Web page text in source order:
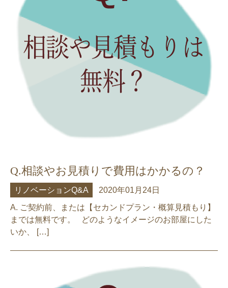
Q.相談やお見積りで費用はかかるの？
リノベーションQ&A
2020年01月24日
A. ご契約前、または【セカンドプラン・概算見積もり】
までは無料です。 どのようなイメージのお部屋にした
いか、 […]